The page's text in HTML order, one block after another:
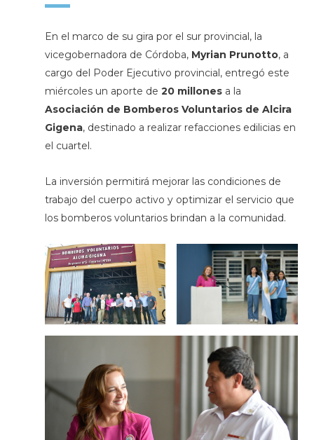
En el marco de su gira por el sur provincial, la
vicegobernadora de Córdoba, Myrian Prunotto, a
cargo del Poder Ejecutivo provincial, entregó este
miércoles un aporte de 20 millones a la
Asociación de Bomberos Voluntarios de Alcira
Gigena, destinado a realizar refacciones edilicias en
el cuartel.
La inversión permitirá mejorar las condiciones de
trabajo del cuerpo activo y optimizar el servicio que
los bomberos voluntarios brindan a la comunidad.